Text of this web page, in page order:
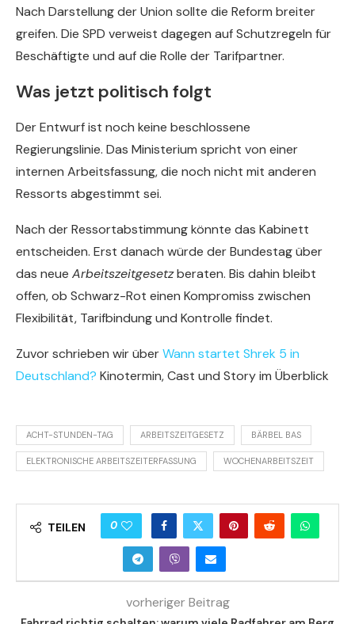
Nach Darstellung der Union sollte die Reform breiter
greifen. Die SPD verweist dagegen auf Schutzregeln für
Beschäftigte und auf die Rolle der Tarifpartner.
Was jetzt politisch folgt
Der Entwurf ist noch keine beschlossene
Regierungslinie. Das Ministerium spricht von einer
internen Arbeitsfassung, die noch nicht mit anderen
Ressorts abgestimmt sei.
Nach der Ressortabstimmung könnte das Kabinett
entscheiden. Erst danach würde der Bundestag über
das neue Arbeitszeitgesetzberaten. Bis dahin bleibt
offen, ob Schwarz-Rot einen Kompromiss zwischen
Flexibilität, Tarifbindung und Kontrolle findet.
Zuvor schrieben wir überWann startet Shrek 5 in
Deutschland? Kinotermin, Cast und Story im Überblick
ACHT-STUNDEN-TAG ARBEITSZEITGESETZ BÄRBEL BAS
ELEKTRONISCHE ARBEITSZEITERFASSUNG WOCHENARBEITSZEIT
TEILEN 0
vorheriger Beitrag